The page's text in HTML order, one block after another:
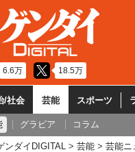
6.6万 18.5万
/社会 芸能 スポーツ
グラビア コラム
ンダイDIGITAL 芸能 芸能ニ